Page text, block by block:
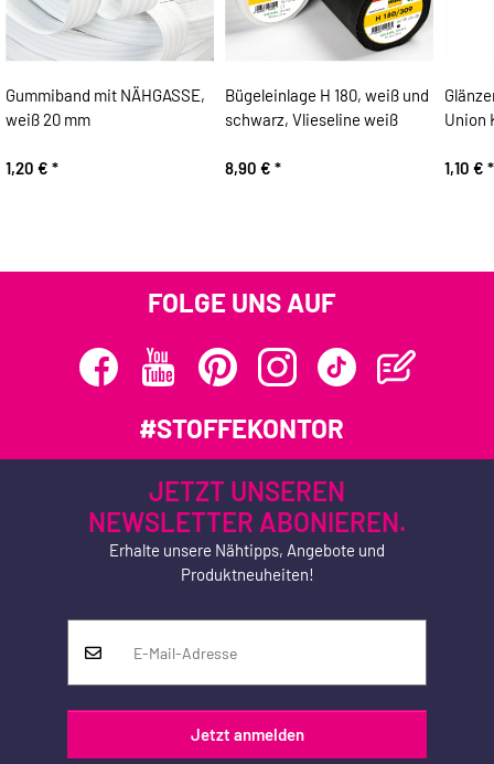
Gummiband mit NÄHGASSE,
weiß 20 mm
1,20 € *
Bügeleinlage H 180, weiß und
schwarz, Vlieseline weiß
8,90 € *
Union
1,10 € *
FOLGE UNS AUF
#STOFFEKONTOR
JETZT UNSEREN
NEWSLETTER ABONIEREN.
Erhalte unsere Nähtipps, Angebote und
Produktneuheiten!
Jetzt anmelden